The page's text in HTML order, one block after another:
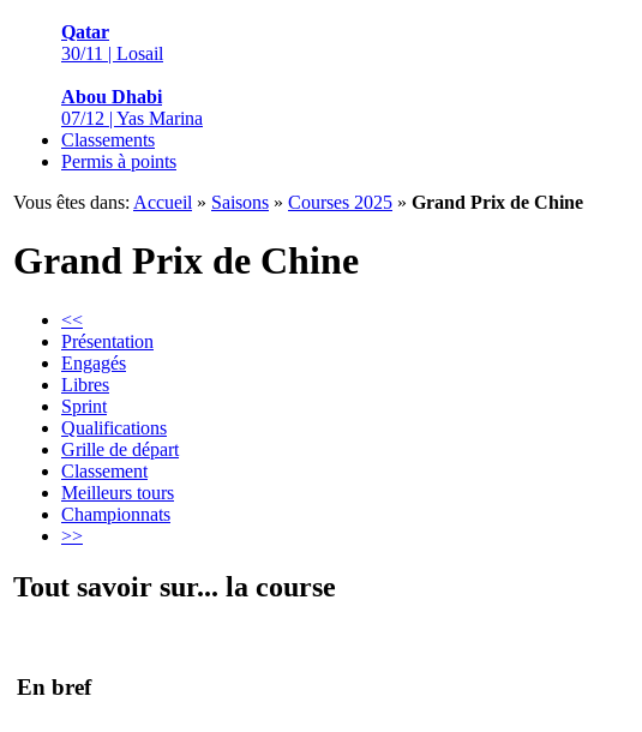
Qatar
30/11 | Losail
Abou Dhabi
07/12 | Yas Marina
Classements
Permis à points
Vous êtes dans: Accueil » Saisons » Courses 2025 » Grand Prix de Chine
Grand Prix de Chine
<<
Présentation
Engagés
Libres
Sprint
Qualifications
Grille de départ
Classement
Meilleurs tours
Championnats
>>
Tout savoir sur... la course
En bref